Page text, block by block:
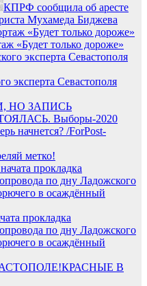
КПРФ сообщила об аресте
Мухамеда Биджева
«Будет только дороже»
эксперта Севастополя
НО ЗАПИСЬ
Выборы-2020
начнется? /ForРost-
метко!
прокладка
по дну Ладожского
в осаждённый
КРАСНЫЕ В